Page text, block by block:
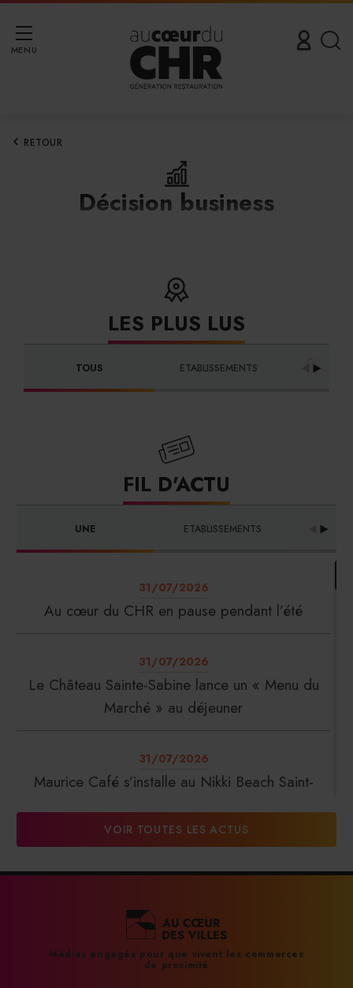
MENU
RETOUR
Décision business
LES PLUS LUS
TOUS ETABLISSEMENTS
FIL D'ACTU
UNE ETABLISSEMENTS
31/07/2026
Au cœur du CHR en pause pendant l’été
31/07/2026
Le Château Sainte-Sabine lance un « Menu du
Marché » au déjeuner
31/07/2026
Maurice Café s’installe au Nikki Beach Saint-
DalterFood Group franchit les 200 millions
31/07/2026
La Liste : La Réserve Paris de nouveau meilleur
VOIR TOUTES LES ACTUS
Médias engagés pour que vivent les commerces
de proximité